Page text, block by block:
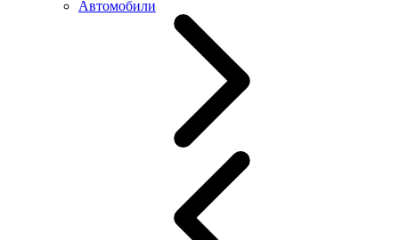
Автомобили